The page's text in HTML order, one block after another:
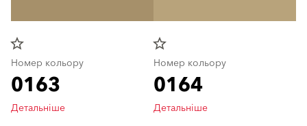
star_border
Номер кольору
0163
Детальніше
star_border
Номер кольору
0164
Детальніше